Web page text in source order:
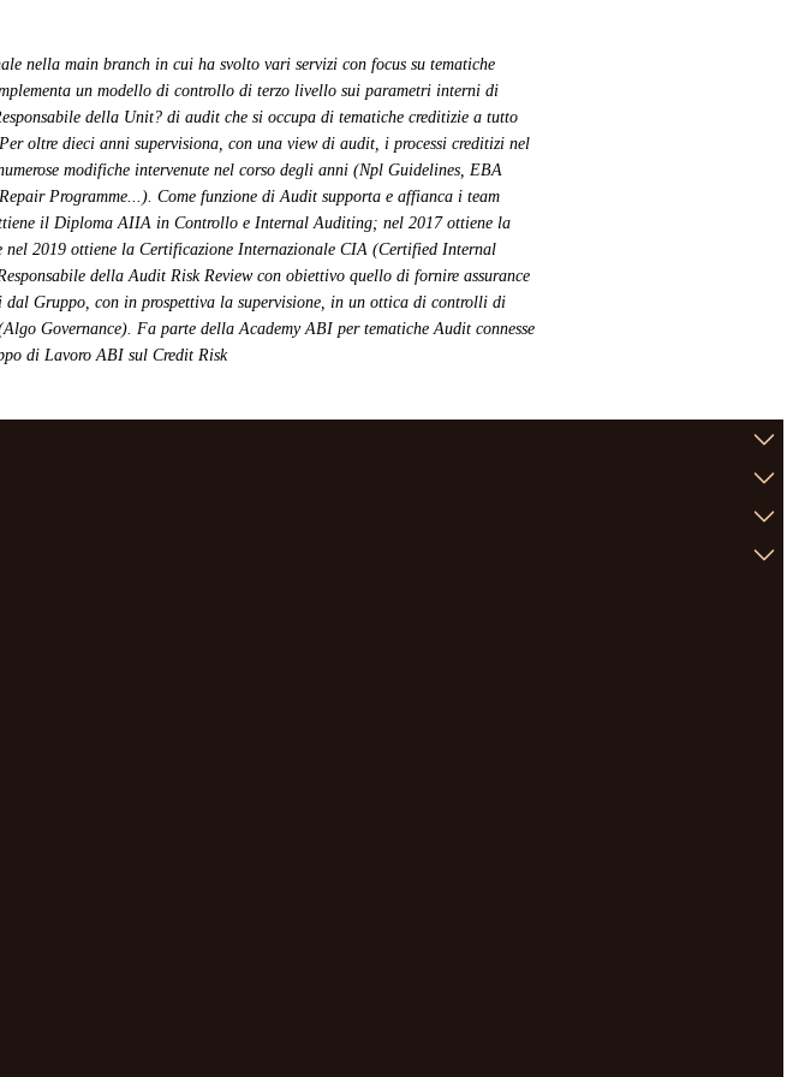
nella main branch in cui ha svolto vari servizi con focus su tematiche
un modello di controllo di terzo livello sui parametri interni di
della Unit? di audit che si occupa di tematiche creditizie a tutto
oltre dieci anni supervisiona, con una view di audit, i processi creditizi nel
modifiche intervenute nel corso degli anni (Npl Guidelines, EBA
Programme...). Come funzione di Audit supporta e affianca i team
il Diploma AIIA in Controllo e Internal Auditing; nel 2017 ottiene la
2019 ottiene la Certificazione Internazionale CIA (Certified Internal
della Audit Risk Review con obiettivo quello di fornire assurance
Gruppo, con in prospettiva la supervisione, in un ottica di controlli di
Governance). Fa parte della Academy ABI per tematiche Audit connesse
di Lavoro ABI sul Credit Risk